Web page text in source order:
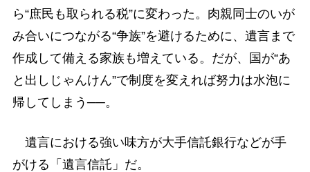
ら“庶民も取られる税”に変わった。肉親同士のいが
み合いにつながる“争族”を避けるために、遺言まで
作成して備える家族も増えている。だが、国が“あ
と出しじゃんけん”で制度を変えれば努力は水泡に
帰してしまう──。
遺言における強い味方が大手信託銀行などが手
がける「遺言信託」だ。